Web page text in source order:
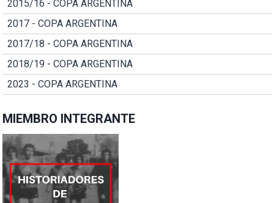
2015/16 - COPA ARGENTINA
2017 - COPA ARGENTINA
2017/18 - COPA ARGENTINA
2018/19 - COPA ARGENTINA
2023 - COPA ARGENTINA
MIEMBRO INTEGRANTE